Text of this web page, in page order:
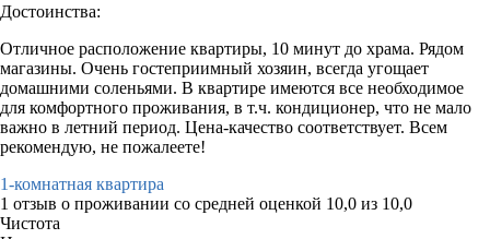
Достоинства:
Отличное расположение квартиры, 10 минут до храма. Рядом
магазины. Очень гостеприимный хозяин, всегда угощает
домашними соленьями. В квартире имеются все необходимое
для комфортного проживания, в т.ч. кондиционер, что не мало
важно в летний период. Цена-качество соответствует. Всем
рекомендую, не пожалеете!
1-комнатная квартира
1 отзыв о проживании со средней оценкой 10,0 из 10,0
Чистота